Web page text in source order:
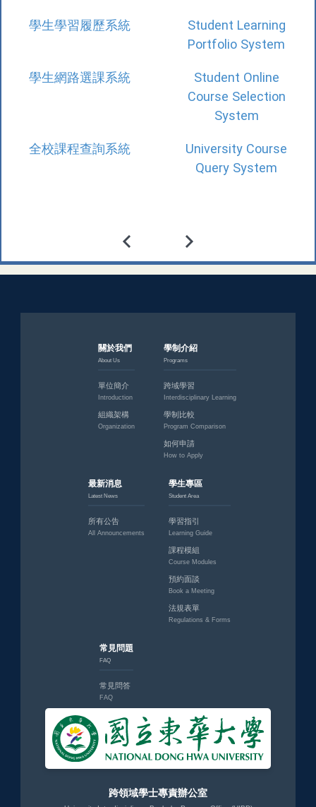
學生學習履歷系統
Student Learning
Portfolio System
學生網路選課系統
Student Online
Course Selection
System
全校課程查詢系統
University Course
Query System
跨領域學士專責辦公室
關於我們
About Us
單位簡介
Introduction
組織架構
Organization
學制介紹
Programs
跨域學習
Interdisciplinary Learning
學制比較
Program Comparison
如何申請
How to Apply
最新消息
Latest News
所有公告
All Announcements
學生專區
Student Area
學習指引
Learning Guide
課程模組
Course Modules
預約面談
Book a Meeting
法規表單
Regulations & Forms
常見問題
FAQ
常見問答
FAQ